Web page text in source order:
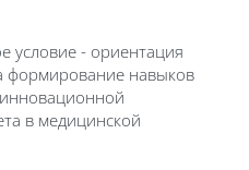
условие - ориентация
формирование навыков
в медицинской